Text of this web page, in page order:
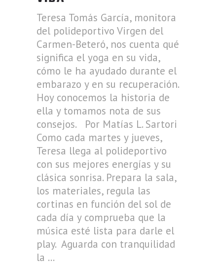
Teresa Tomás García, monitora
del polideportivo Virgen del
Carmen-Beteró, nos cuenta qué
significa el yoga en su vida,
cómo le ha ayudado durante el
embarazo y en su recuperación.
Hoy conocemos la historia de
ella y tomamos nota de sus
consejos. Por Matías L. Sartori
Como cada martes y jueves,
Teresa llega al polideportivo
con sus mejores energías y su
clásica sonrisa. Prepara la sala,
los materiales, regula las
cortinas en función del sol de
cada día y comprueba que la
música esté lista para darle el
play. Aguarda con tranquilidad
la